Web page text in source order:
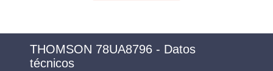
THOMSON 78UA8796 - Datos
técnicos